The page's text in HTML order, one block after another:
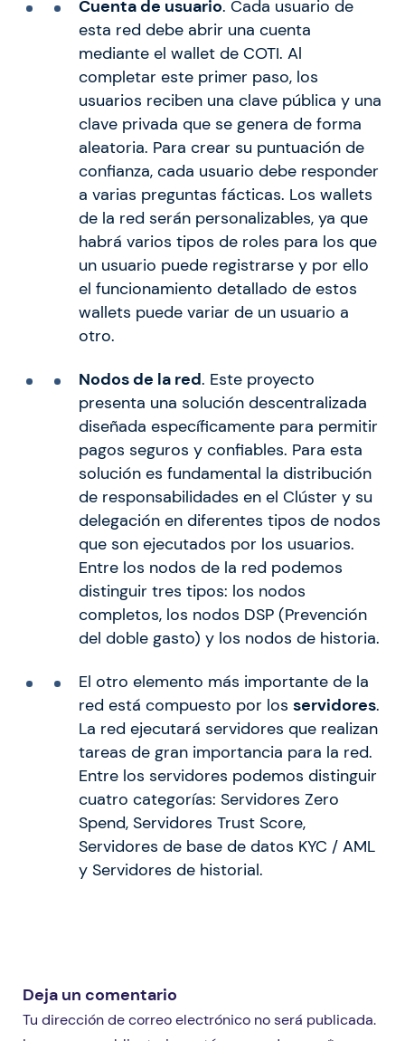
Cuenta de usuario. Cada usuario de
esta red debe abrir una cuenta
mediante el wallet de COTI. Al
completar este primer paso, los
usuarios reciben una clave pública y una
clave privada que se genera de forma
aleatoria. Para crear su puntuación de
confianza, cada usuario debe responder
a varias preguntas fácticas. Los wallets
de la red serán personalizables, ya que
habrá varios tipos de roles para los que
un usuario puede registrarse y por ello
el funcionamiento detallado de estos
wallets puede variar de un usuario a
otro.
Nodos de la red. Este proyecto
presenta una solución descentralizada
diseñada específicamente para permitir
pagos seguros y confiables. Para esta
solución es fundamental la distribución
de responsabilidades en el Clúster y su
delegación en diferentes tipos de nodos
que son ejecutados por los usuarios.
Entre los nodos de la red podemos
distinguir tres tipos: los nodos
completos, los nodos DSP (Prevención
del doble gasto) y los nodos de historia.
El otro elemento más importante de la
red está compuesto por los servidores.
La red ejecutará servidores que realizan
tareas de gran importancia para la red.
Entre los servidores podemos distinguir
cuatro categorías: Servidores Zero
Spend, Servidores Trust Score,
Servidores de base de datos KYC / AML
y Servidores de historial.
Deja un comentario
Tu dirección de correo electrónico no será publicada.